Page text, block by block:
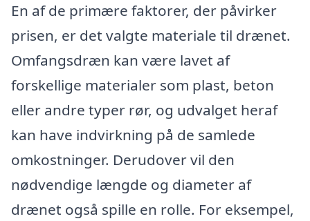
En af de primære faktorer, der påvirker
prisen, er det valgte materiale til drænet.
Omfangsdræn kan være lavet af
forskellige materialer som plast, beton
eller andre typer rør, og udvalget heraf
kan have indvirkning på de samlede
omkostninger. Derudover vil den
nødvendige længde og diameter af
drænet også spille en rolle. For eksempel,